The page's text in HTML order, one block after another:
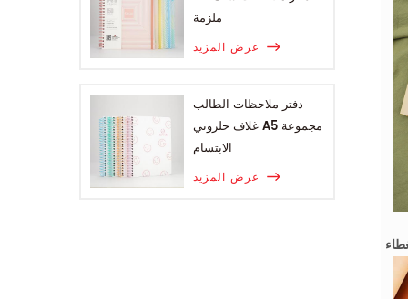
ملزمة
عرض المزيد
دفتر ملاحظات الطالب
غلاف حلزوني A5 مجموعة
الابتسام
عرض المزيد